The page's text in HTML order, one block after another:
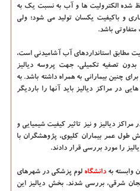
شده الکترولیت ها و آب به نسبت یک به
و باکیفیت یکسان تولید می شود؛ ولی
باشد.
مطابق استانداردهای آب آشامیدنی است،
تصفیه تکمیلی، جهت پروسه دیالیز
چنین بیمارانی به همراه داشته باشد. به
در مراکز دیالیز باید آنها را باردیگر
دیالیز و نیز تاثیر کیفیت شیمیایی و
طول عمر بیماران کلیوی، پژوهشگران با
را مورد بررسی قرار دادند.
وابسته به دانشگاه‌ لوم پزشکی در شهرهای
شرقی، بررسی شدند. بخش دیالیز این